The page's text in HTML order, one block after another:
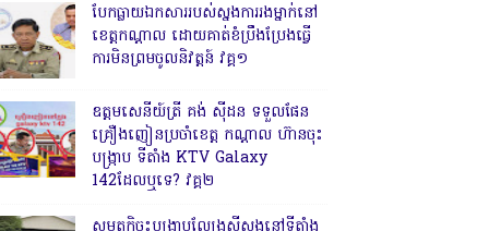
បែកធ្លាយឯកសាររបស់ស្នងការរងម្នាក់នៅ
ខេត្តកណ្ដាល ដោយគាត់ខំប្រឹងប្រែងធ្វើ
ការមិនព្រមចូលនិវត្តន៍ វគ្គ១
ឧត្តមសេនីយ៍ត្រី គង់ ស៊ីដន ទទួលផែន
គ្រឿងញៀនប្រចាំខេត្ត កណ្តាល ហ៊ានចុះ
បង្ក្រាប ទីតាំង KTV Galaxy
142ដែលឬទេ? វគ្គ២